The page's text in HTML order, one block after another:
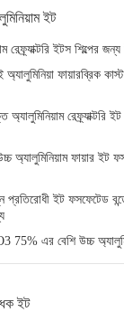
ইট
ইটস শিল্পের
অ্যালুমিনিয়া ফায়ারব্রিক
অ্যালুমিনিয়াম
অ্যালুমিনিয়াম ফায়ার ইট
প্রতিরোধী ইট ফসফেটেড
75% এর বেশি উচ্চ
ইট